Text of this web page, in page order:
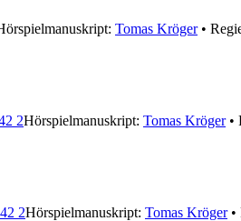
Tomas Kröger•
2Hörspielmanuskript: Tomas Kröger•
2Hörspielmanuskript: Tomas Kröger•